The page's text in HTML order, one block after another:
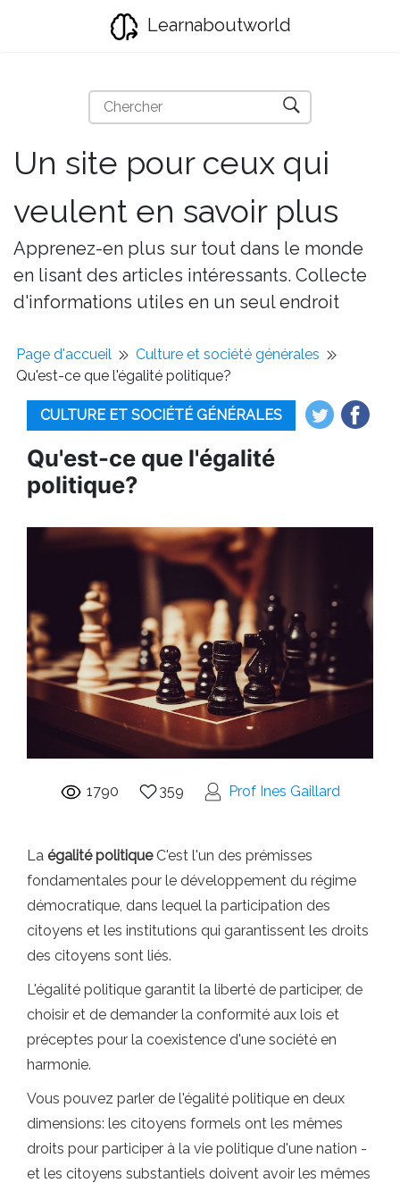
Learnaboutworld
Un site pour ceux qui
veulent en savoir plus
Apprenez-en plus sur tout dans le monde
en lisant des articles intéressants. Collecte
d'informations utiles en un seul endroit
Page d'accueil
Culture et société générales
Qu'est-ce que l'égalité politique?
CULTURE ET SOCIÉTÉ GÉNÉRALES
Qu'est-ce que l'égalité
politique?
1790 359 Prof Ines Gaillard
La égalité politiqueC'est l'un des prémisses
fondamentales pour le développement du régime
démocratique, dans lequel la participation des
citoyens et les institutions qui garantissent les droits
des citoyens sont liés.
L'égalité politique garantit la liberté de participer, de
choisir et de demander la conformité aux lois et
préceptes pour la coexistence d'une société en
harmonie.
Vous pouvez parler de l'égalité politique en deux
dimensions: les citoyens formels ont les mêmes
droits pour participer à la vie politique d'une nation -
et les citoyens substantiels doivent avoir les mêmes